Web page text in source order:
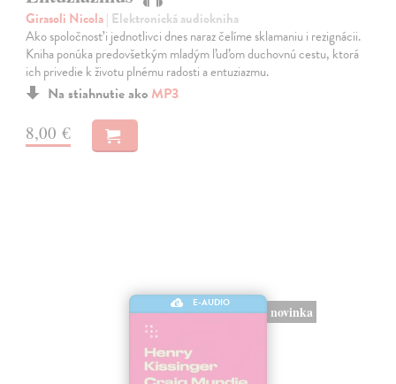
Girasoli Nicola| Elektronická audiokniha
Ako spoločnosť i jednotlivci dnes naraz čelíme sklamaniu i rezignácii.
Kniha ponúka predovšetkým mladým ľuďom duchovnú cestu, ktorá
ich privedie k životu plnému radosti a entuziazmu.
Na stiahnutie ako MP3
8,00 €
E-AUDIO
novinka